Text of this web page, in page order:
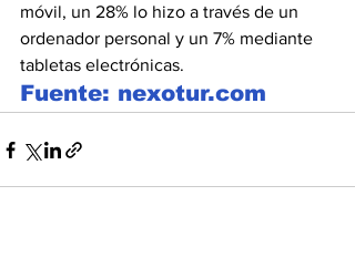
móvil, un 28% lo hizo a través de un
ordenador personal y un 7% mediante
tabletas electrónicas.
Fuente: nexotur.com